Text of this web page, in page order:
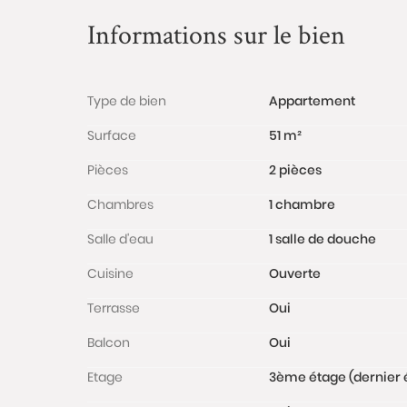
Informations sur le bien
Type de bien
Appartement
Surface
51 m²
Pièces
2 pièces
Chambres
1 chambre
Salle d'eau
1 salle de douche
Cuisine
Ouverte
Terrasse
Oui
Balcon
Oui
Etage
3ème étage (dernier